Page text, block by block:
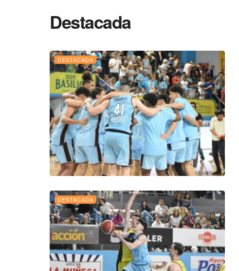
Destacada
DESTACADA
DESTACADA